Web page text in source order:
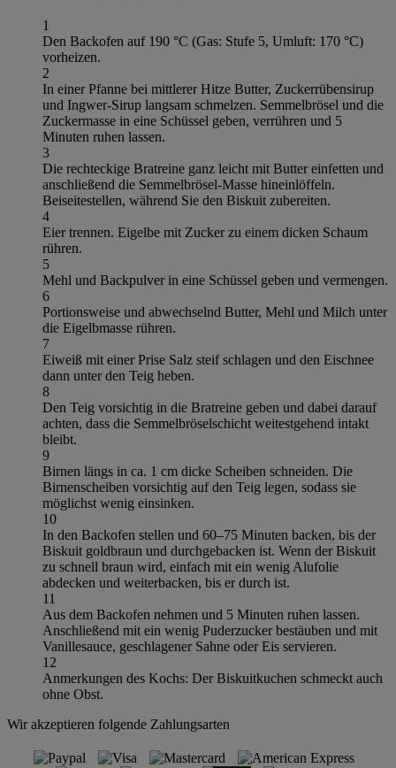
1
Den Backofen auf 190 °C (Gas: Stufe 5, Umluft: 170 °C)
vorheizen.
2
In einer Pfanne bei mittlerer Hitze Butter, Zuckerrübensirup
und Ingwer-Sirup langsam schmelzen. Semmelbrösel und die
Zuckermasse in eine Schüssel geben, verrühren und 5
Minuten ruhen lassen.
3
Die rechteckige Bratreine ganz leicht mit Butter einfetten und
anschließend die Semmelbrösel-Masse hineinlöffeln.
Beiseitestellen, während Sie den Biskuit zubereiten.
4
Eier trennen. Eigelbe mit Zucker zu einem dicken Schaum
rühren.
5
Mehl und Backpulver in eine Schüssel geben und vermengen.
6
Portionsweise und abwechselnd Butter, Mehl und Milch unter
die Eigelbmasse rühren.
7
Eiweiß mit einer Prise Salz steif schlagen und den Eischnee
dann unter den Teig heben.
8
Den Teig vorsichtig in die Bratreine geben und dabei darauf
achten, dass die Semmelbröselschicht weitestgehend intakt
bleibt.
9
Birnen längs in ca. 1 cm dicke Scheiben schneiden. Die
Birnenscheiben vorsichtig auf den Teig legen, sodass sie
möglichst wenig einsinken.
10
In den Backofen stellen und 60–75 Minuten backen, bis der
Biskuit goldbraun und durchgebacken ist. Wenn der Biskuit
zu schnell braun wird, einfach mit ein wenig Alufolie
abdecken und weiterbacken, bis er durch ist.
11
Aus dem Backofen nehmen und 5 Minuten ruhen lassen.
Anschließend mit ein wenig Puderzucker bestäuben und mit
Vanillesauce, geschlagener Sahne oder Eis servieren.
12
Anmerkungen des Kochs: Der Biskuitkuchen schmeckt auch
ohne Obst.
Wir akzeptieren folgende Zahlungsarten